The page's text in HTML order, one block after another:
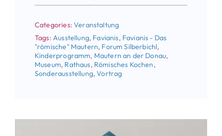
Categories:Veranstaltung
Tags:Ausstellung, Favianis, Favianis - Das
"römische" Mautern, Forum Silberbichl,
Kinderprogramm, Mautern an der Donau,
Museum, Rathaus, Römisches Kochen,
Sonderausstellung,Vortrag